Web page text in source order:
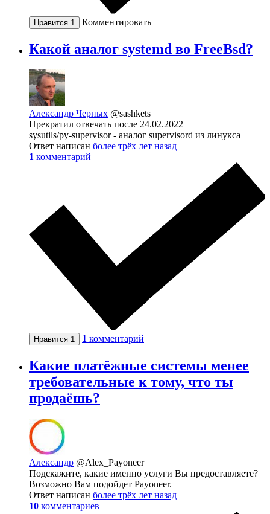
Нравится 1 Комментировать
Какой аналог systemd во FreeBsd?
Александр Черных @sashkets
Прекратил отвечать после 24.02.2022
sysutils/py-supervisor - аналог supervisord из линукса
Ответ написан более трёх лет назад
1 комментарий
Нравится 1 1 комментарий
Какие платёжные системы менее
требовательные к тому, что ты
продаёшь?
Александр @Alex_Payoneer
Подскажите, какие именно услуги Вы предоставляете?
Возможно Вам подойдет Payoneer.
Ответ написан более трёх лет назад
10 комментариев